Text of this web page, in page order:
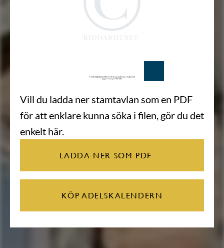
Vill du ladda ner stamtavlan som en PDF
för att enklare kunna söka i filen, gör du det
enkelt här.
LADDA NER SOM PDF
KÖP ADELSKALENDERN